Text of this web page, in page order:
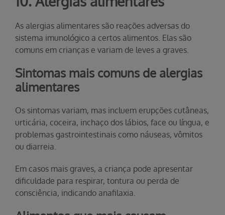
As alergias alimentares são reações adversas do
sistema imunológico a certos alimentos. Elas são
comuns em crianças e variam de leves a graves.
Sintomas mais comuns de alergias
alimentares
Os sintomas variam, mas incluem erupções cutâneas,
urticária, coceira, inchaço dos lábios, face ou língua, e
problemas gastrointestinais como náuseas, vômitos
ou diarreia.
Em casos mais graves, a criança pode apresentar
dificuldade para respirar, tontura ou perda de
consciência, indicando anafilaxia.